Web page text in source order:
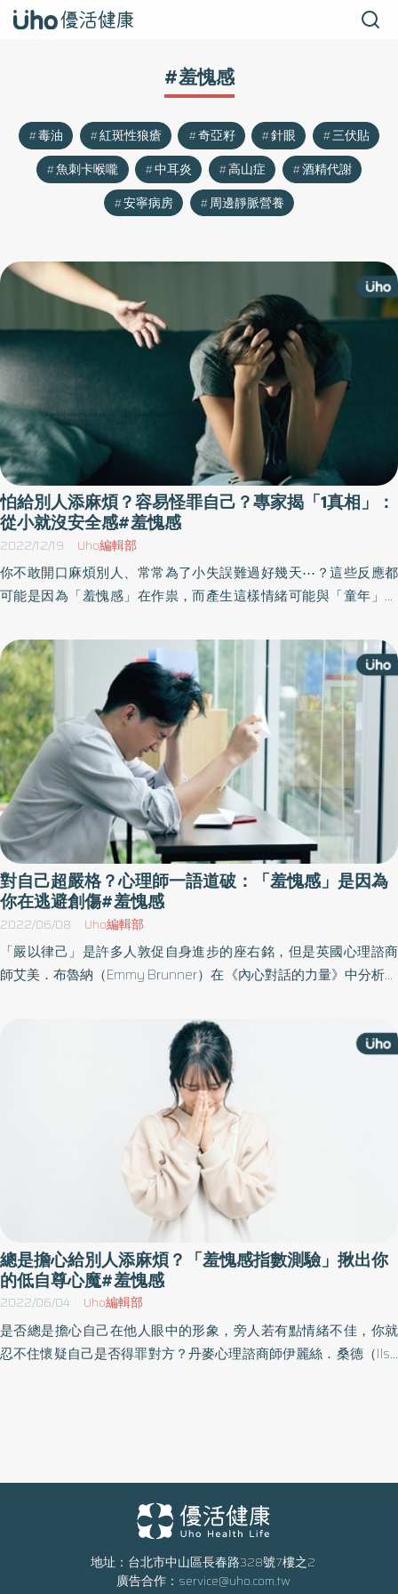
#羞愧感
毒油 紅斑性狼瘡 奇亞籽 針眼
三伏貼
魚刺卡喉嚨
中耳炎 高山症
酒精代謝
安寧病房
周邊靜脈營養
怕給別人添麻煩？容易怪罪自己？專家揭「1真相」：
從小就沒安全感#羞愧感
2022/12/19 Uho編輯部
你不敢開口麻煩別人、常常為了小失誤難過好幾天⋯？這些反應都
可能是因為「羞愧感」在作祟，而產生這樣情緒可能與「童年」有
的你》分享親身的案例，教你清理內心的羞愧感，學習接納完整的
自己，以下為原書摘文：
對自己超嚴格？心理師一語道破：「羞愧感」是因為
你在逃避創傷#羞愧感
2022/06/08 Uho編輯部
「嚴以律己」是許多人敦促自身進步的座右銘，但是英國心理諮商
師艾美．布魯納（Emmy Brunner）在《內心對話的力量》中分析，
平，所衍生的情緒應對機制。明明期待自己更好，卻可能逼得自己
走投無路。學習找出創傷源頭，才能擺脫自我否定的惡性循傳。以
總是擔心給別人添麻煩？「羞愧感指數測驗」揪出你
的低自尊心魔#羞愧感
2022/06/04 Uho編輯部
是否總是擔心自己在他人眼中的形象，旁人若有點情緒不佳，你就
忍不住懷疑自己是否得罪對方？丹麥心理諮商師伊麗絲．桑德（Ilse
地址：台北市中山區長春路328號7樓之2
廣告合作： service@uho.com.tw